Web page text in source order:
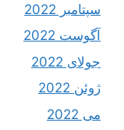
سپتامبر 2022
آگوست 2022
جولای 2022
ژوئن 2022
می 2022